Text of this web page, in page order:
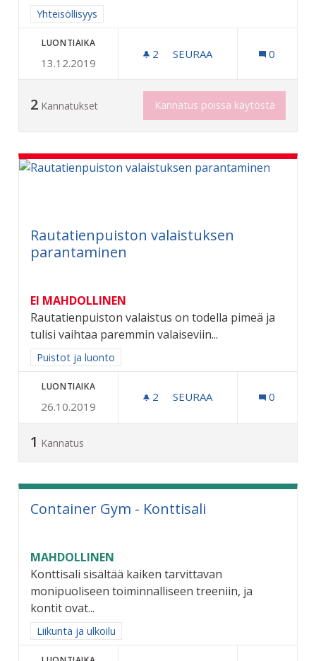
Rajaa tulokset aihepiirin mukaan: Yhteisöllisyys
Yhteisöllisyys
LUONTIAIKA
13.12.2019
2 2 SEURAAJAA
SEURAA 0
2 Kannatukset Kannatus poissa käytöstä
Rautatienpuiston valaistuksen
parantaminen
EI MAHDOLLINEN
Rautatienpuiston valaistus on todella pimeä ja
tulisi vaihtaa paremmin valaiseviin...
Rajaa tulokset aihepiirin mukaan: Puistot ja luonto
Puistot ja luonto
LUONTIAIKA
26.10.2019
2 2 SEURAAJAA
SEURAA 0
1 Kannatus
Container Gym - Konttisali
MAHDOLLINEN
Konttisali sisältää kaiken tarvittavan
monipuoliseen toiminnalliseen treeniin, ja
kontit ovat...
Rajaa tulokset aihepiirin mukaan: Liikunta ja ulkoilu
Liikunta ja ulkoilu